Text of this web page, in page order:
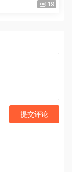
19
提交评论